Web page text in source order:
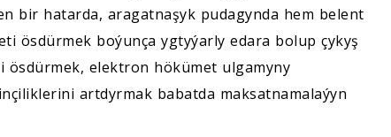
bir hatarda, aragatnaşyk pudagynda hem belent
ösdürmek boýunça ygtyýarly edara bolup çykyş
ösdürmek, elektron hökümet ulgamyny
artdyrmak babatda maksatnamalaýyn